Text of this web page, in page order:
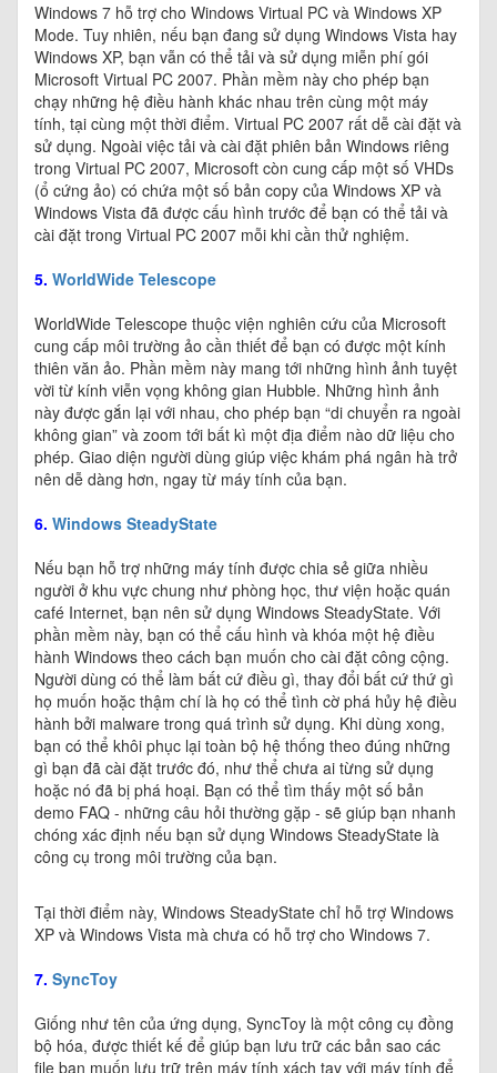
Windows 7 hỗ trợ cho Windows Virtual PC và Windows XP
Mode. Tuy nhiên, nếu bạn đang sử dụng Windows Vista hay
Windows XP, bạn vẫn có thể tải và sử dụng miễn phí gói
Microsoft Virtual PC 2007. Phần mềm này cho phép bạn
chạy những hệ điều hành khác nhau trên cùng một máy
tính, tại cùng một thời điểm. Virtual PC 2007 rất dễ cài đặt và
sử dụng. Ngoài việc tải và cài đặt phiên bản Windows riêng
trong Virtual PC 2007, Microsoft còn cung cấp một số VHDs
(ổ cứng ảo) có chứa một số bản copy của Windows XP và
Windows Vista đã được cấu hình trước để bạn có thể tải và
cài đặt trong Virtual PC 2007 mỗi khi cần thử nghiệm.
5. WorldWide Telescope
WorldWide Telescope thuộc viện nghiên cứu của Microsoft
cung cấp môi trường ảo cần thiết để bạn có được một kính
thiên văn ảo. Phần mềm này mang tới những hình ảnh tuyệt
vời từ kính viễn vọng không gian Hubble. Những hình ảnh
này được gắn lại với nhau, cho phép bạn “di chuyển ra ngoài
không gian” và zoom tới bất kì một địa điểm nào dữ liệu cho
phép. Giao diện người dùng giúp việc khám phá ngân hà trở
nên dễ dàng hơn, ngay từ máy tính của bạn.
6. Windows SteadyState
Nếu bạn hỗ trợ những máy tính được chia sẻ giữa nhiều
người ở khu vực chung như phòng học, thư viện hoặc quán
café Internet, bạn nên sử dụng Windows SteadyState. Với
phần mềm này, bạn có thể cấu hình và khóa một hệ điều
hành Windows theo cách bạn muốn cho cài đặt công cộng.
Người dùng có thể làm bất cứ điều gì, thay đổi bất cứ thứ gì
họ muốn hoặc thậm chí là họ có thể tình cờ phá hủy hệ điều
hành bởi malware trong quá trình sử dụng. Khi dùng xong,
bạn có thể khôi phục lại toàn bộ hệ thống theo đúng những
gì bạn đã cài đặt trước đó, như thể chưa ai từng sử dụng
hoặc nó đã bị phá hoại. Bạn có thể tìm thấy một số bản
demo FAQ - những câu hỏi thường gặp - sẽ giúp bạn nhanh
chóng xác định nếu bạn sử dụng Windows SteadyState là
công cụ trong môi trường của bạn.
Tại thời điểm này, Windows SteadyState chỉ hỗ trợ Windows
XP và Windows Vista mà chưa có hỗ trợ cho Windows 7.
7. SyncToy
Giống như tên của ứng dụng, SyncToy là một công cụ đồng
bộ hóa, được thiết kế để giúp bạn lưu trữ các bản sao các
file bạn muốn lưu trữ trên máy tính xách tay với máy tính để